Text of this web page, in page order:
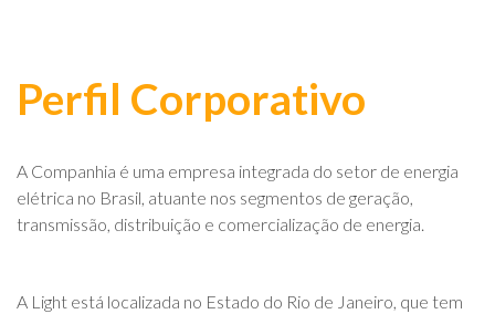
Perfil Corporativo
A Companhia é uma empresa integrada do setor de energia
elétrica no Brasil, atuante nos segmentos de geração,
transmissão, distribuição e comercialização de energia.
A Light está localizada no Estado do Rio de Janeiro, que tem